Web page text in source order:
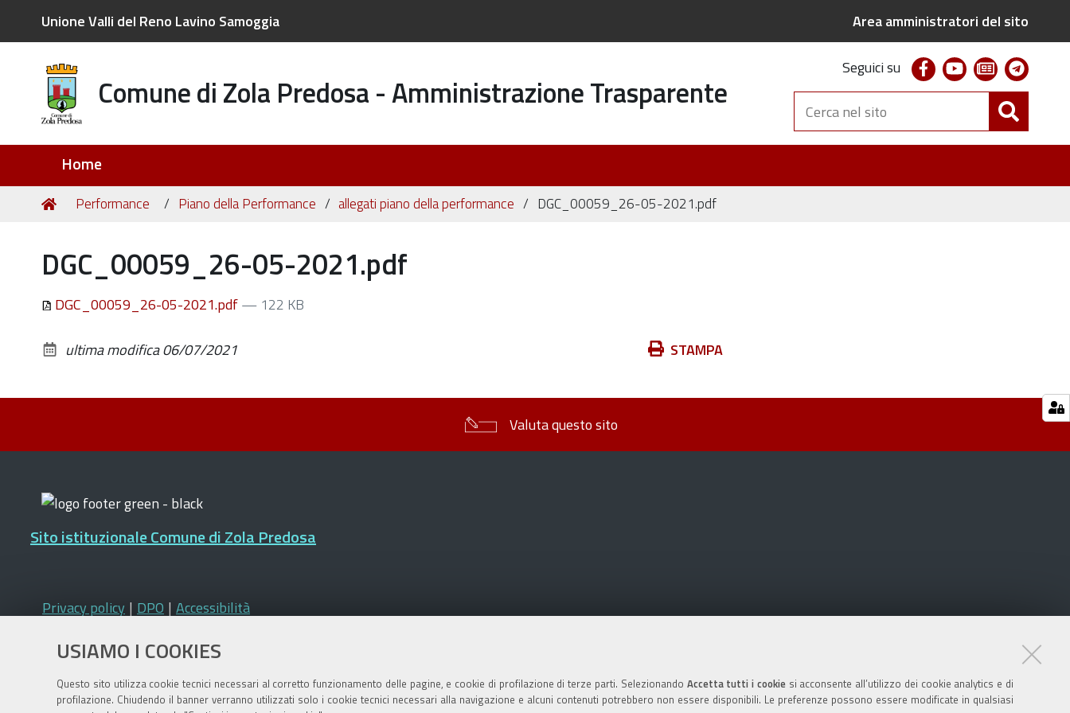
USIAMO I COOKIES
Questo sito utilizza cookie tecnici necessari al corretto funzionamento delle pagine, e cookie di profilazione di terze parti. Selezionando Accetta tutti i cookiesi acconsente all’utilizzo dei cookie analytics e di
profilazione. Chiudendo il banner verranno utilizzati solo i cookie tecnici necessari alla navigazione e alcuni contenuti potrebbero non essere disponibili. Le preferenze possono essere modificate in qualsiasi
Unione Valli del Reno Lavino Samoggia Area amministratori del sito
Comune di Zola Predosa - Amministrazione Trasparente
Seguici su facebookyoutubenewsletter
Cerca
nel
sito
Home
Tu
Home
Performance Piano della Performance allegati piano della performance DGC_00059_26-05-2021.pdf
DGC_00059_26-05-2021.pdf
DGC_00059_26-05-2021.pdf— 122 KB
Azioni STAMPA
ultima modifica06/07/2021
Valuta questo sito
Sito istituzionale Comune di Zola Predosa
Privacy policy | DPO | Accessibilità